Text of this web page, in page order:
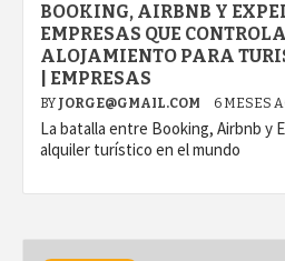
BOOKING, AIRBNB Y
EMPRESAS QUE
ALOJAMIENTO PARA
| EMPRESAS
BY JORGE@GMAIL.COM 6 MESES
La batalla entre Booking, Airbnb y
alquiler turístico en el mundo